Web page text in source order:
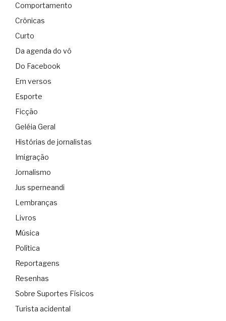
Comportamento
Crônicas
Curto
Da agenda do vô
Do Facebook
Em versos
Esporte
Ficção
Geléia Geral
Histórias de jornalistas
Imigração
Jornalismo
Jus sperneandi
Lembranças
Livros
Música
Política
Reportagens
Resenhas
Sobre Suportes Físicos
Turista acidental